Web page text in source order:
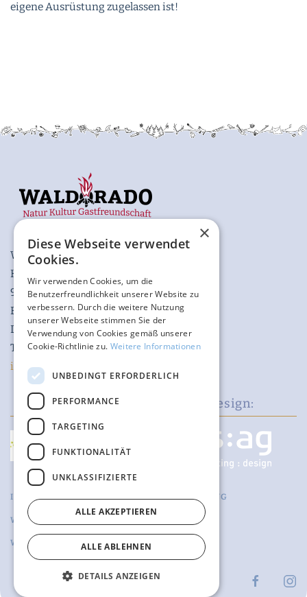
eigene Ausrüstung zugelassen ist!
WALDORADO GmbH
Katzenberg 2
97980 Bad Mergentheim
Baden-Württemberg
Deutschland
Telefon +49 174 648 29 28
info@waldorado.eu
Shopentwicklung: Design:
IMPRESSUM DATENSCHUTZERKLÄRUNG
WIDERRUFSBELEHRUNG
WIDERRUFSFORMULAR
×
Diese Webseite verwendet
Cookies.
Wir verwenden Cookies, um die
Benutzerfreundlichkeit unserer Website zu
verbessern. Durch die weitere Nutzung
unserer Webseite stimmen Sie der
Verwendung von Cookies gemäß unserer
Cookie-Richtlinie zu. Weitere Informationen
UNBEDINGT ERFORDERLICH
PERFORMANCE
TARGETING
FUNKTIONALITÄT
UNKLASSIFIZIERTE
ALLE AKZEPTIEREN
ALLE ABLEHNEN
DETAILS ANZEIGEN